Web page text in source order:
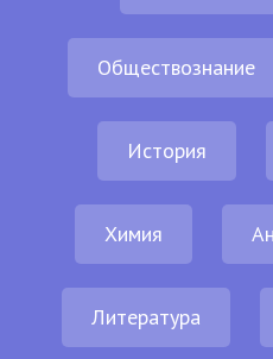
Обществознание
История
Химия
Литература